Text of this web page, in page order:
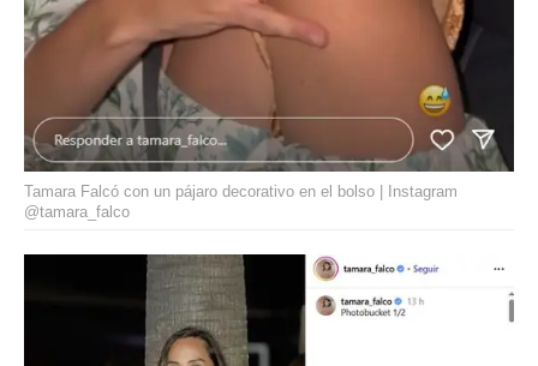
Tamara Falcó con un pájaro decorativo en el bolso | Instagram
@tamara_falco